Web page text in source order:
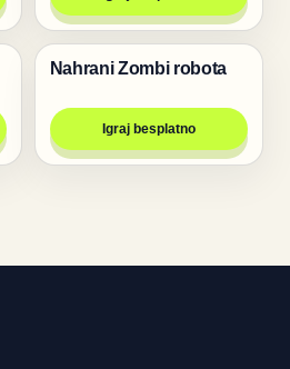
Igre
Nahrani Zombi robota
Igraj besplatno